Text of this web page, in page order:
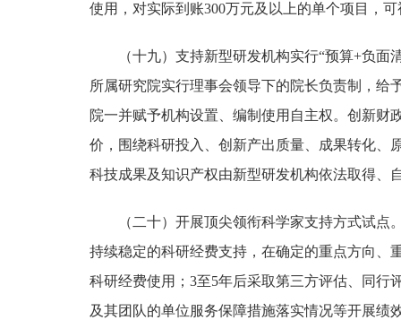
使用，对实际到账300万元及以上的单个项目，
（十九）支持新型研发机构实行“预算+负面
所属研究院实行理事会领导下的院长负责制，
院一并赋予机构设置、编制使用自主权。创新
价，围绕科研投入、创新产出质量、成果转化、
科技成果及知识产权由新型研发机构依法取得、
（二十）开展顶尖领衔科学家支持方式试点
持续稳定的科研经费支持，在确定的重点方向、
科研经费使用；3至5年后采取第三方评估、同
及其团队的单位服务保障措施落实情况等开展